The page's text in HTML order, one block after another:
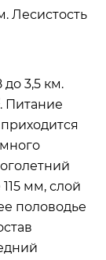
Лесистость
3,5 км.
. Питание
мм, слой
половодье